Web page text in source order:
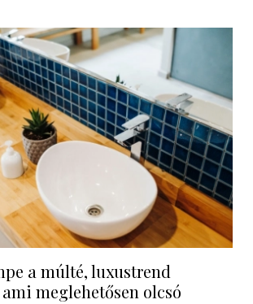
a múlté, luxustrend
meglehetősen olcsó